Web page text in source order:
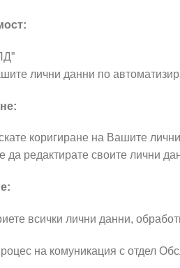
лични данни по
коригиране на Вашите
редактирате своите лични
всички лични данни,
на комуникация с отдел